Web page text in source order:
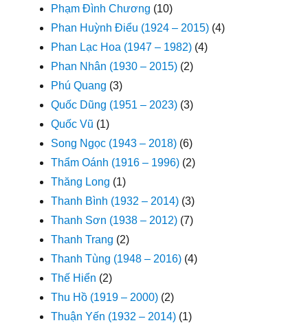
Phạm Đình Chương (10)
Phan Huỳnh Điểu (1924 – 2015) (4)
Phan Lạc Hoa (1947 – 1982) (4)
Phan Nhân (1930 – 2015) (2)
Phú Quang (3)
Quốc Dũng (1951 – 2023) (3)
Quốc Vũ (1)
Song Ngọc (1943 – 2018) (6)
Thẩm Oánh (1916 – 1996) (2)
Thăng Long (1)
Thanh Bình (1932 – 2014) (3)
Thanh Sơn (1938 – 2012) (7)
Thanh Trang (2)
Thanh Tùng (1948 – 2016) (4)
Thế Hiển (2)
Thu Hồ (1919 – 2000) (2)
Thuận Yến (1932 – 2014) (1)